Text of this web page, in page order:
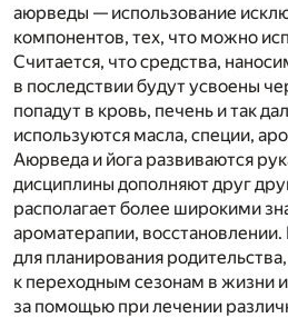
аюрведы — использование
компонентов, тех, что можно
Считается, что средства,
в последствии будут усвоены
попадут в кровь, печень и так
используются масла, специи,
Аюрведа и йога развиваются
дисциплины дополняют друг
располагает более широкими
ароматерапии,
для планирования
к переходным сезонам в жизни
за помощью при лечении